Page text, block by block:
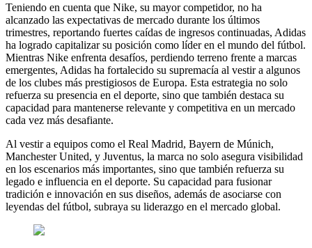
Teniendo en cuenta que Nike, su mayor competidor, no ha
alcanzado las expectativas de mercado durante los últimos
trimestres, reportando fuertes caídas de ingresos continuadas, Adidas
ha logrado capitalizar su posición como líder en el mundo del fútbol.
Mientras Nike enfrenta desafíos, perdiendo terreno frente a marcas
emergentes, Adidas ha fortalecido su supremacía al vestir a algunos
de los clubes más prestigiosos de Europa. Esta estrategia no solo
refuerza su presencia en el deporte, sino que también destaca su
capacidad para mantenerse relevante y competitiva en un mercado
cada vez más desafiante.
Al vestir a equipos como el Real Madrid, Bayern de Múnich,
Manchester United, y Juventus, la marca no solo asegura visibilidad
en los escenarios más importantes, sino que también refuerza su
legado e influencia en el deporte. Su capacidad para fusionar
tradición e innovación en sus diseños, además de asociarse con
leyendas del fútbol, subraya su liderazgo en el mercado global.